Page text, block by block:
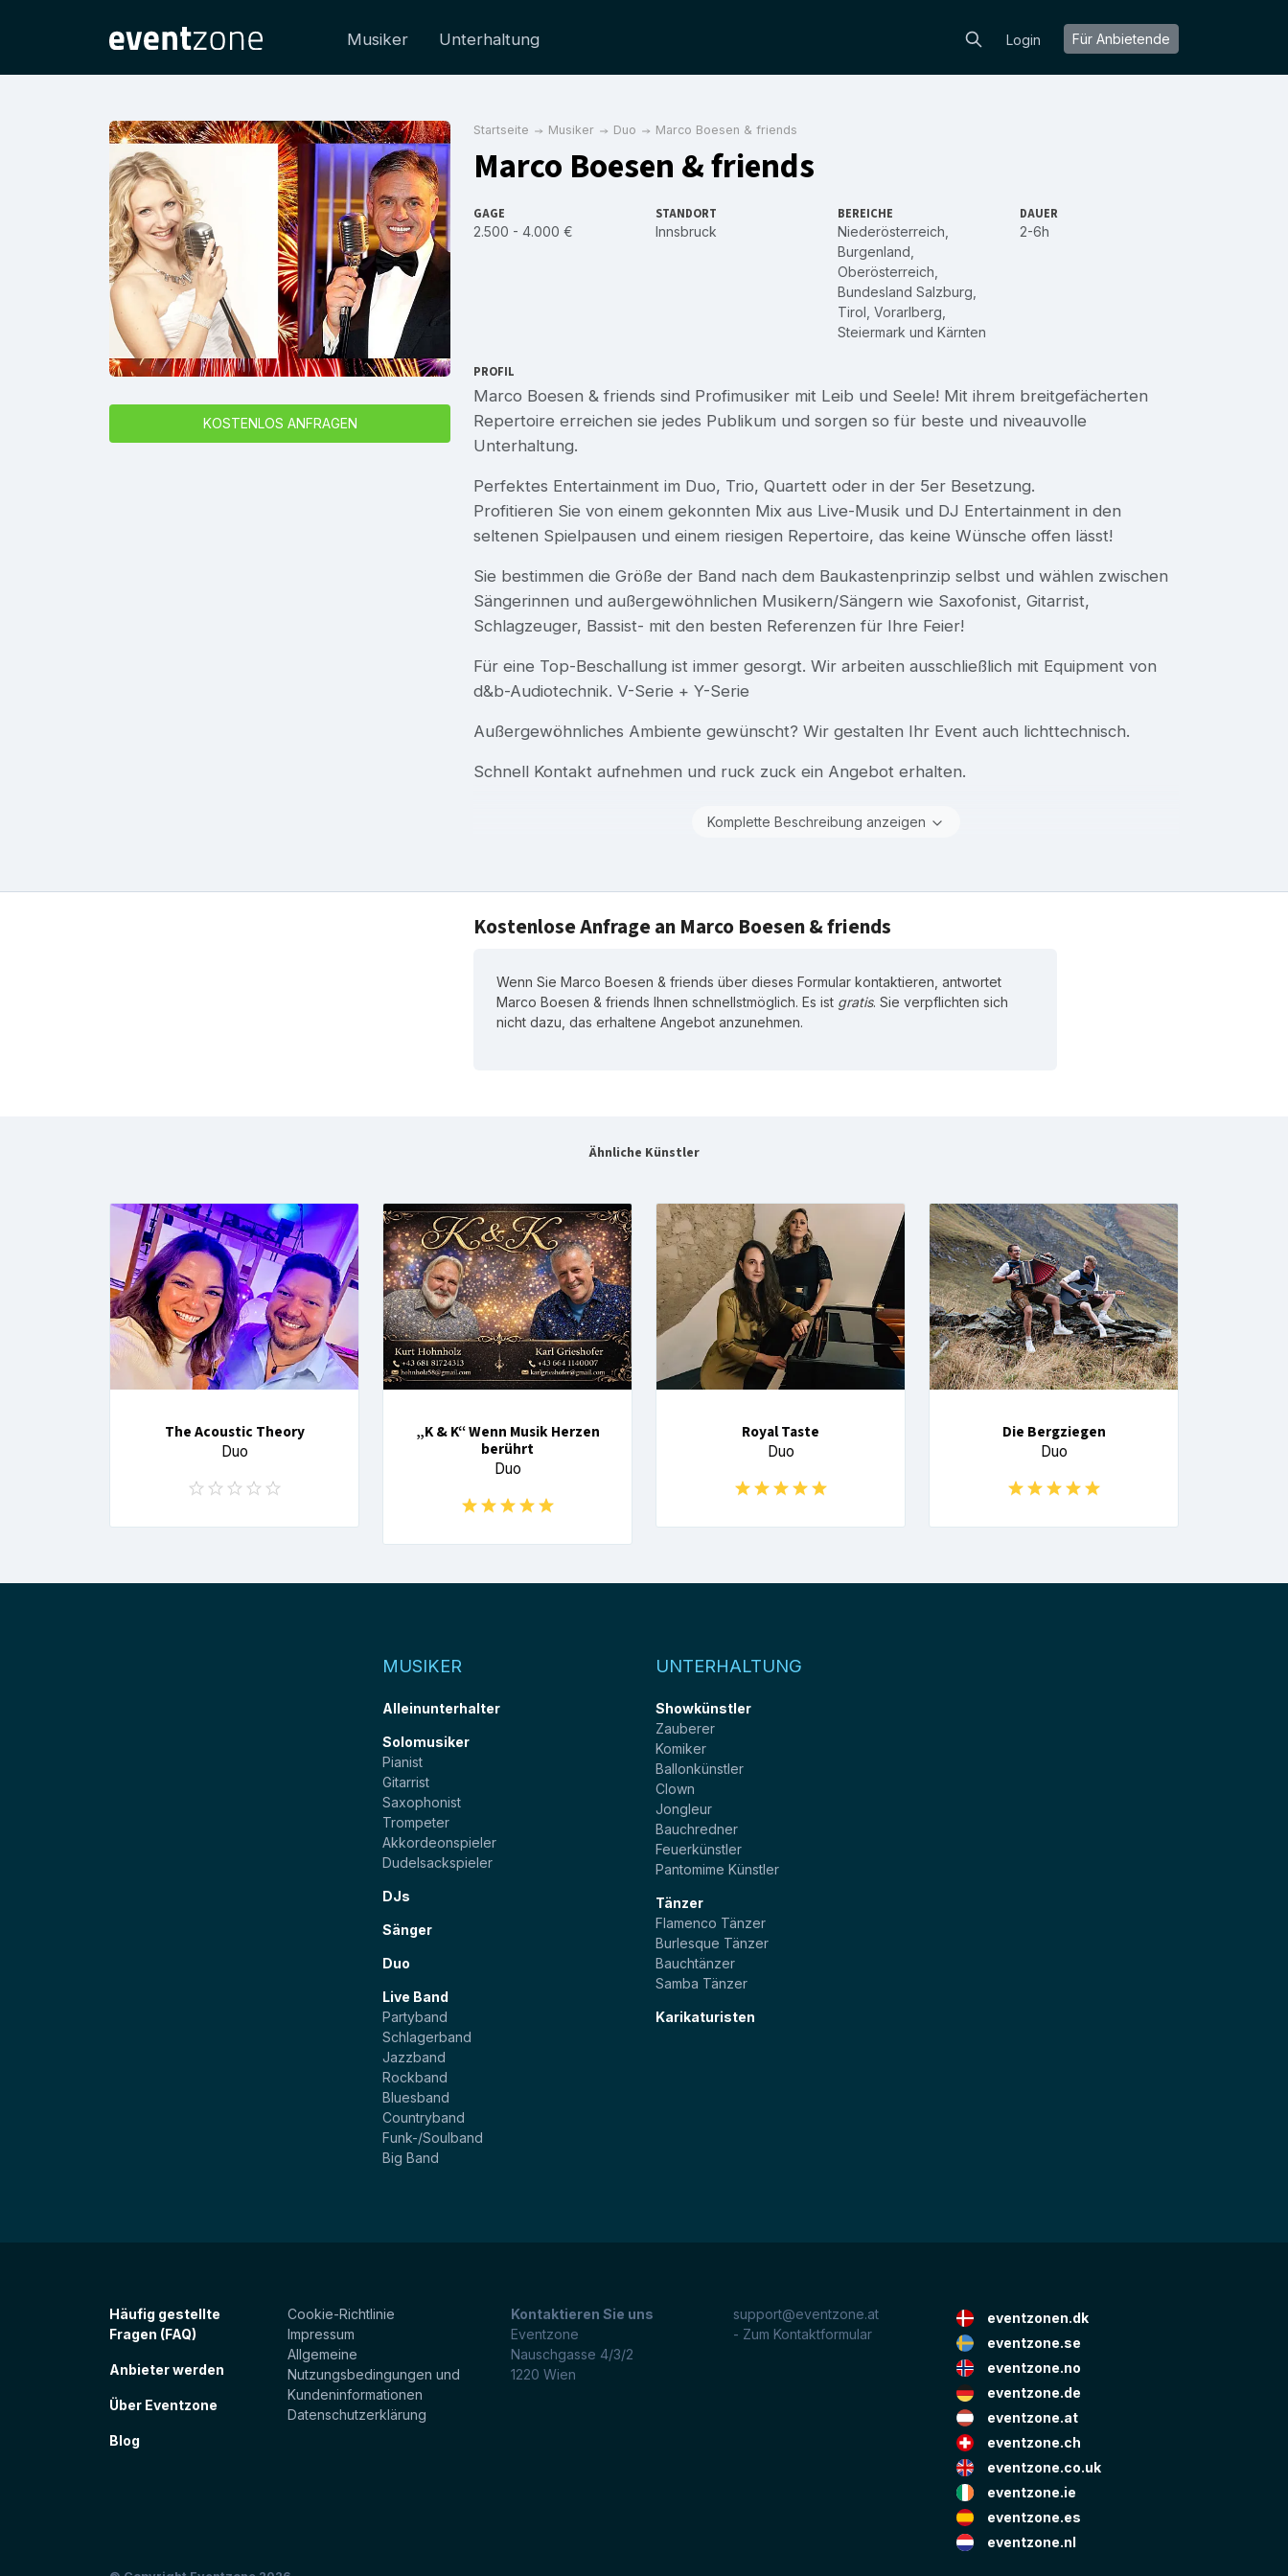
Musiker Unterhaltung Login Für Anbietende
KOSTENLOS ANFRAGEN
Startseite Musiker Duo Marco Boesen & friends
Marco Boesen & friends
GAGE
2.500 - 4.000 €
STANDORT
Innsbruck
BEREICHE
Niederösterreich
Burgenland
Oberösterreich
Bundesland Salzburg
Tirol Vorarlberg
Steiermark und Kärnten
DAUER
2-6h
PROFIL
Marco Boesen & friends sind Profimusiker mit Leib und Seele! Mit ihrem breitgefächerten
Repertoire erreichen sie jedes Publikum und sorgen so für beste und niveauvolle
Unterhaltung.
Perfektes Entertainment im Duo, Trio, Quartett oder in der 5er Besetzung.
Profitieren Sie von einem gekonnten Mix aus Live-Musik und DJ Entertainment in den
seltenen Spielpausen und einem riesigen Repertoire, das keine Wünsche offen lässt!
Sie bestimmen die Größe der Band nach dem Baukastenprinzip selbst und wählen zwischen
Sängerinnen und außergewöhnlichen Musikern/Sängern wie Saxofonist, Gitarrist,
Schlagzeuger, Bassist- mit den besten Referenzen für Ihre Feier!
Für eine Top-Beschallung ist immer gesorgt. Wir arbeiten ausschließlich mit Equipment von
d&b-Audiotechnik. V-Serie + Y-Serie
Außergewöhnliches Ambiente gewünscht? Wir gestalten Ihr Event auch lichttechnisch.
Schnell Kontakt aufnehmen und ruck zuck ein Angebot erhalten.
Komplette Beschreibung anzeigen
Kostenlose Anfrage an Marco Boesen & friends
Wenn Sie Marco Boesen & friends über dieses Formular kontaktieren, antwortet
Marco Boesen & friends Ihnen schnellstmöglich. Es ist gratis. Sie verpflichten sich
nicht dazu, das erhaltene Angebot anzunehmen.
Ähnliche Künstler
The Acoustic Theory
Duo
„K & K“ Wenn Musik Herzen
berührt
Duo
Royal Taste
Duo
Die Bergziegen
Duo
MUSIKER
Alleinunterhalter
Solomusiker
Pianist
Gitarrist
Saxophonist
Trompeter
Akkordeonspieler
Dudelsackspieler
DJs
Sänger
Duo
Live Band
Partyband
Schlagerband
Jazzband
Rockband
Bluesband
Countryband
Funk-/Soulband
Big Band
UNTERHALTUNG
Showkünstler
Zauberer
Komiker
Ballonkünstler
Clown
Jongleur
Bauchredner
Feuerkünstler
Pantomime Künstler
Tänzer
Flamenco Tänzer
Burlesque Tänzer
Bauchtänzer
Samba Tänzer
Karikaturisten
Häufig gestellte
Fragen (FAQ)
Anbieter werden
Über Eventzone
Blog
Cookie-Richtlinie
Impressum
Allgemeine
Nutzungsbedingungen und
Kundeninformationen
Datenschutzerklärung
Kontaktieren Sie uns
Eventzone
Nauschgasse 4/3/2
1220 Wien
support@eventzone.at
- Zum Kontaktformular
eventzonen.dk
eventzone.se
eventzone.no
eventzone.de
eventzone.at
eventzone.ch
eventzone.co.uk
eventzone.ie
eventzone.es
eventzone.nl